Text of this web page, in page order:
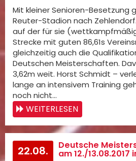
Mit kleiner Senioren-Besetzung
Reuter-Stadion nach
auf der für sie
Strecke mit guten 86,61s
gleichzeitig auch die
Deutschen Meisterschaften.
3,62m weit. Horst Schmidt –
lange an intensivem Training
noch nicht…
WEITERLESEN
22.08. Deutsche
am 12./13.08.2017